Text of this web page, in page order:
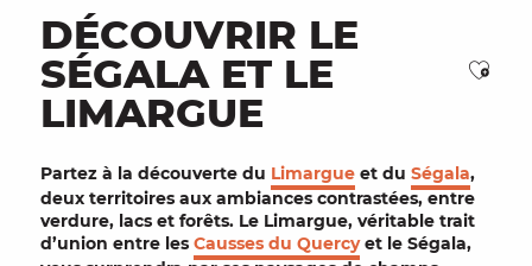
DÉCOUVRIR LE
SÉGALA ET LE
LIMARGUE
Partez à la découverte du Limargue et du Ségala,
deux territoires aux ambiances contrastées, entre
verdure, lacs et forêts. Le Limargue, véritable trait
d’union entre les Causses du Quercyet le Ségala,